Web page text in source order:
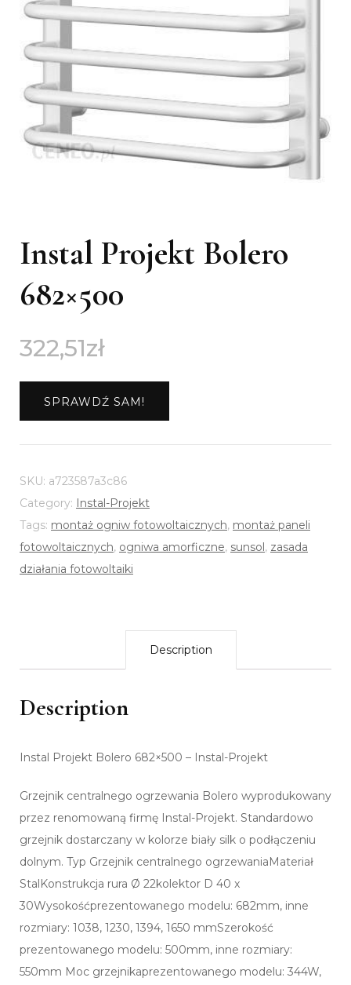
Instal Projekt Bolero
682×500
322,51zł
SPRAWDŹ SAM!
SKU: a723587a3c86
Category: Instal-Projekt
Tags: montaż ogniw fotowoltaicznych, montaż paneli
fotowoltaicznych, ogniwa amorficzne, sunsol, zasada
działania fotowoltaiki
Description
Description
Instal Projekt Bolero 682×500 – Instal-Projekt
Grzejnik centralnego ogrzewania Bolero wyprodukowany
przez renomowaną firmę Instal-Projekt. Standardowo
grzejnik dostarczany w kolorze biały silk o podłączeniu
dolnym. Typ Grzejnik centralnego ogrzewaniaMateriał
StalKonstrukcja rura Ø 22kolektor D 40 x
30Wysokośćprezentowanego modelu: 682mm, inne
rozmiary: 1038, 1230, 1394, 1650 mmSzerokość
prezentowanego modelu: 500mm, inne rozmiary:
550mm Moc grzejnikaprezentowanego modelu: 344W,